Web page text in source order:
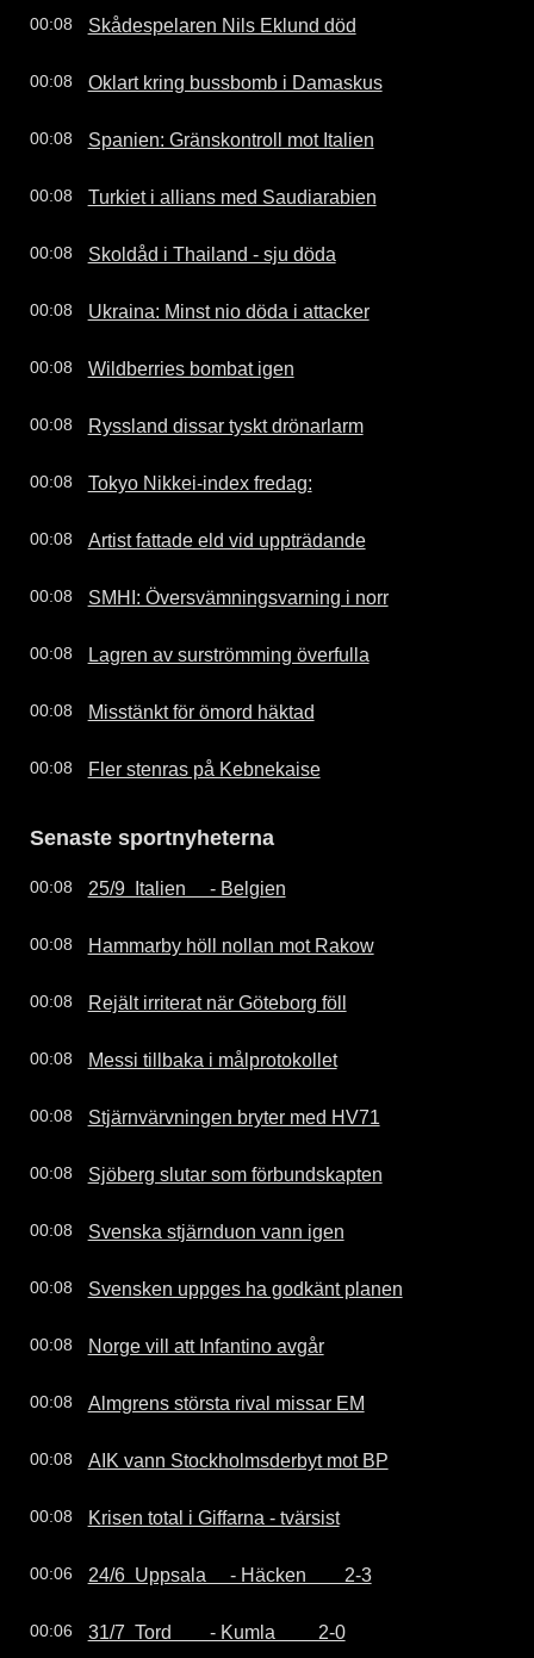
00:08 Skådespelaren Nils Eklund död
00:08 Oklart kring bussbomb i Damaskus
00:08 Spanien: Gränskontroll mot Italien
00:08 Turkiet i allians med Saudiarabien
00:08 Skoldåd i Thailand - sju döda
00:08 Ukraina: Minst nio döda i attacker
00:08 Wildberries bombat igen
00:08 Ryssland dissar tyskt drönarlarm
00:08 Tokyo Nikkei-index fredag:
00:08 Artist fattade eld vid uppträdande
00:08 SMHI: Översvämningsvarning i norr
00:08 Lagren av surströmming överfulla
00:08 Misstänkt för ömord häktad
00:08 Fler stenras på Kebnekaise
Senaste sportnyheterna
00:08 25/9  Italien     - Belgien
00:08 Hammarby höll nollan mot Rakow
00:08 Rejält irriterat när Göteborg föll
00:08 Messi tillbaka i målprotokollet
00:08 Stjärnvärvningen bryter med HV71
00:08 Sjöberg slutar som förbundskapten
00:08 Svenska stjärnduon vann igen
00:08 Svensken uppges ha godkänt planen
00:08 Norge vill att Infantino avgår
00:08 Almgrens största rival missar EM
00:08 AIK vann Stockholmsderbyt mot BP
00:08 Krisen total i Giffarna - tvärsist
00:06 24/6  Uppsala     - Häcken        2-3
00:06 31/7  Tord        - Kumla         2-0